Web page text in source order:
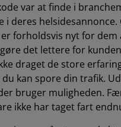
var at finde i
i deres
forholdsvis nyt for dem
det lettere for
draget de store
kan spore din trafik.
bruger muligheden.
ikke har taget fart